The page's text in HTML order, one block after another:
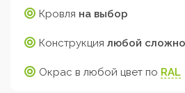
Кровля на выбор
Конструкция любой
Окрас в любой цвет по RAL